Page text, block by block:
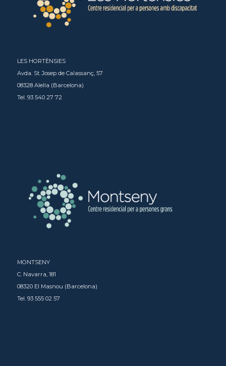
LES HORTÈNSIES
Avda. St. Josep de Calassanç, 57
08328 Alella (Barcelona)
Tel. 93 540 27 72
MONTSENY
C. Navarra, 181
08320 El Masnou (Barcelona)
Tel. 93 555 02 57